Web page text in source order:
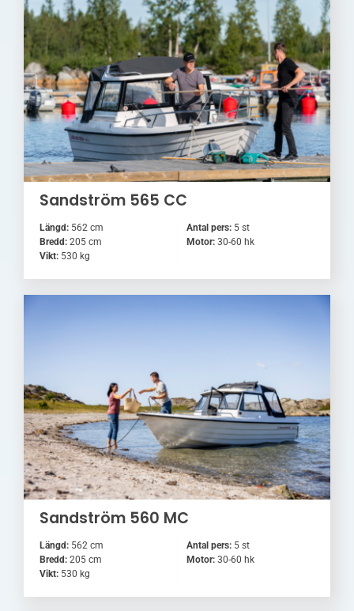
Sandström 565 CC
Längd:562 cm
Bredd:205 cm
Vikt:530 kg
Antal pers: 5 st
Motor: 30-60 hk
Sandström 560 MC
Längd:562 cm
Bredd:205 cm
Vikt:530 kg
Antal pers: 5 st
Motor: 30-60 hk